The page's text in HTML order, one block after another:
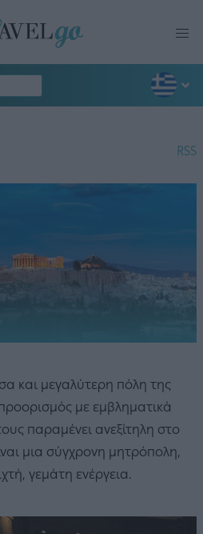
RSS
και μεγαλύτερη πόλη της
με εμβληματικά
παραμένει ανεξίτηλη στο
μια σύγχρονη μητρόπολη,
γεμάτη ενέργεια.